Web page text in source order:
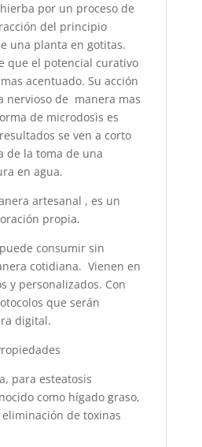
por un proceso de
del principio
una planta en gotitas.
que el potencial curativo
acentuado. Su acción
nervioso de manera mas
de microdosis es
se ven a corto
de la toma de una
en agua.
artesanal , es un
propia.
consumir sin
cotidiana. Vienen en
y personalizados. Con
que serán
digital.
para esteatosis
como hígado graso,
de toxinas